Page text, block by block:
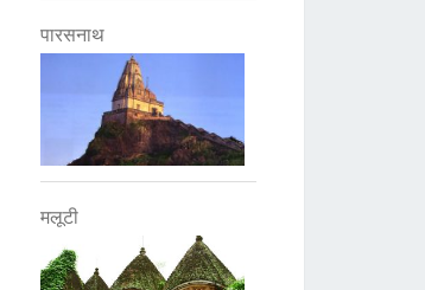
पारसनाथ
मलूटी